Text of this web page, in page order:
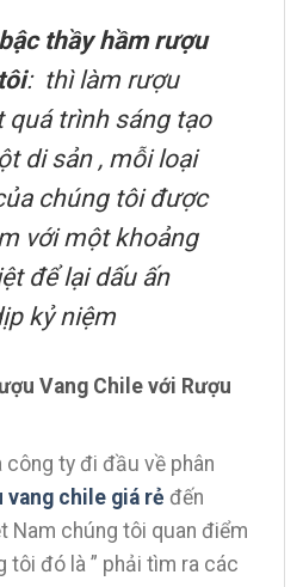
thầy hầm rượu
: thì làm rượu
quá trình sáng tạo
di sản , mỗi loại
chúng tôi được
với một khoảng
để lại dấu ấn
kỷ niệm
Vang Chile với Rượu
công ty đi đầu về phân
vang chile giá rẻ đến
Nam chúng tôi quan điểm
tôi đó là ” phải tìm ra các